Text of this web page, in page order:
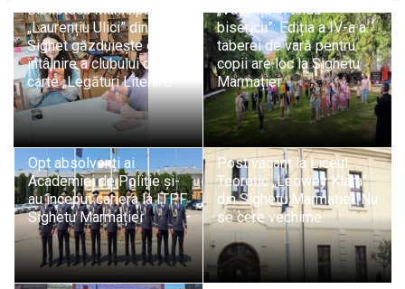
Biblioteca Municipală
„Laurențiu Ulici” din
Sighet găzduiește o nouă
întâlnire a clubului de
carte „Legături Literare”
„Vacanță în tinda
bisericii”: Ediția a IV-a a
taberei de vară pentru
copii are loc la Sighetu
Marmației
Opt absolvenți ai
Academiei de Poliție și-
au început cariera la ITPF
Sighetu Marmației
Post vacant la Liceul
Teoretic „Leowey Klara”
din Sighetu Marmației. Nu
se cere vechime